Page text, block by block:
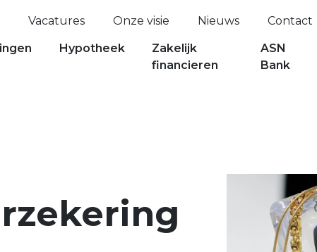
Vacatures
Onze visie Nieuws Contact
Hypotheek
Zakelijk
financieren
ASN
Bank